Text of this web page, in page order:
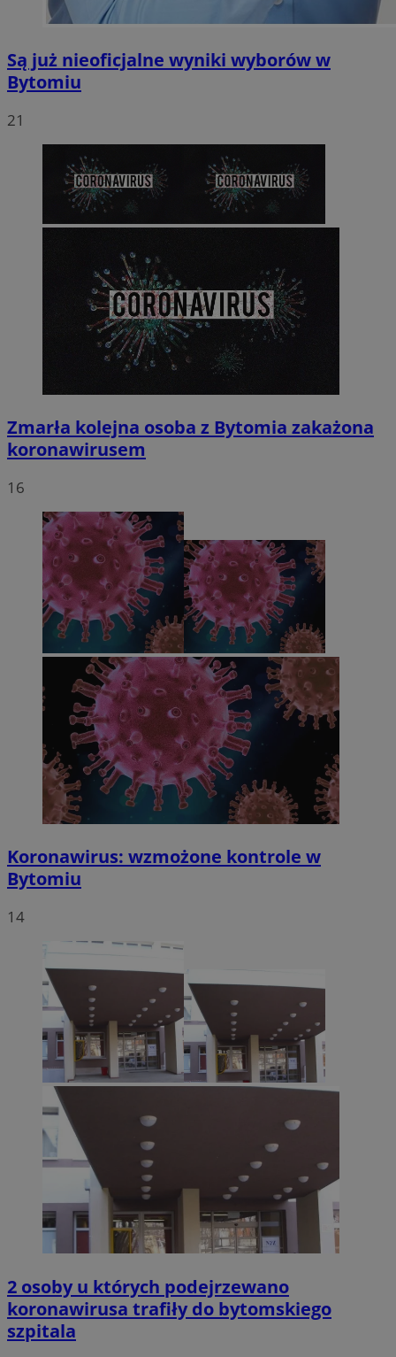
Są już nieoficjalne wyniki wyborów w
Bytomiu
21
Zmarła kolejna osoba z Bytomia zakażona
koronawirusem
16
Koronawirus: wzmożone kontrole w
Bytomiu
14
2 osoby u których podejrzewano
koronawirusa trafiły do bytomskiego
szpitala